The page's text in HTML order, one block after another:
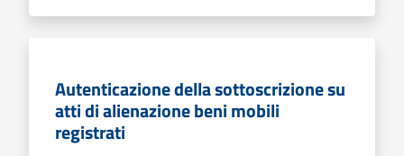
Autenticazione della sottoscrizione su
atti di alienazione beni mobili
registrati